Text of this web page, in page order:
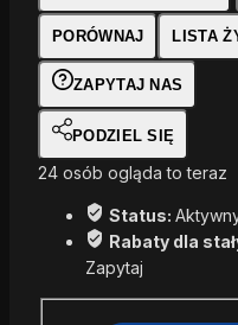
PORÓWNAJ LISTA
ZAPYTAJ NAS
PODZIEL SIĘ
24 osób ogląda to teraz
Status:
Rabaty dla
Zapytaj